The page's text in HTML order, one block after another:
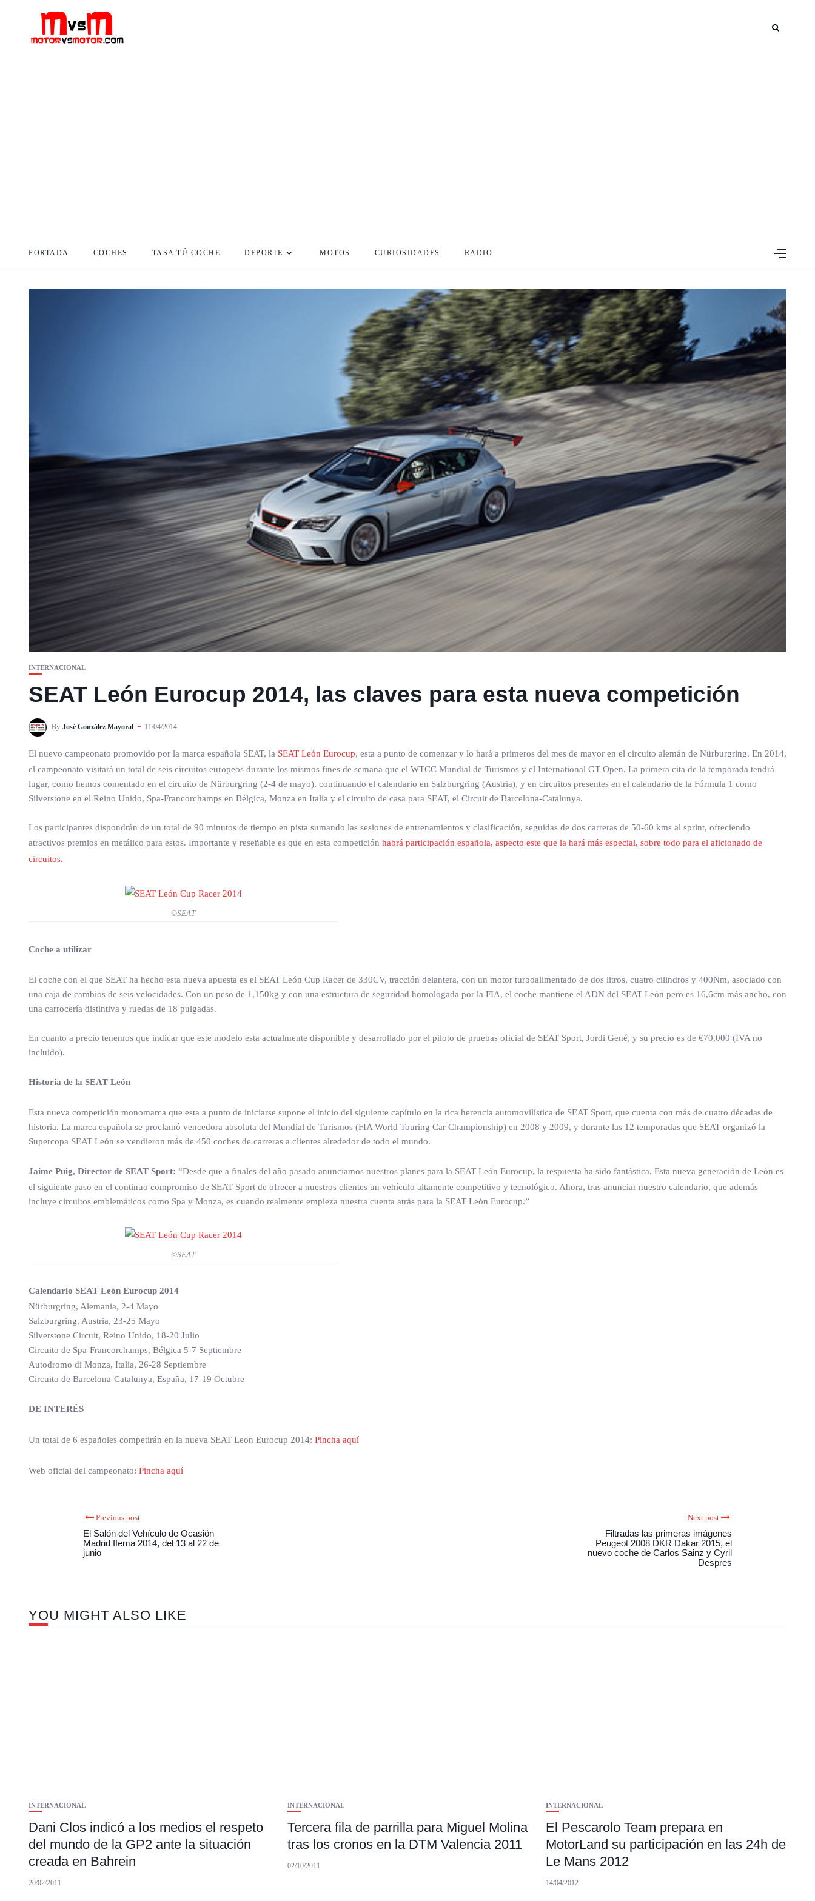
PORTADA COCHES TASA TÚ COCHE DEPORTE MOTOS CURIOSIDADES RADIO
INTERNACIONAL
SEAT León Eurocup 2014, las claves para esta nueva competición
By José González Mayoral 11/04/2014
El nuevo campeonato promovido por la marca española SEAT, la SEAT León Eurocup, esta a punto de comenzar y lo hará a primeros del mes de mayor en el circuito alemán de Nürburgring. En 2014,
el campeonato visitará un total de seis circuitos europeos durante los mismos fines de semana que el WTCC Mundial de Turismos y el International GT Open. La primera cita de la temporada tendrá
lugar, como hemos comentado en el circuito de Nürburgring (2-4 de mayo), continuando el calendario en Salzburgring (Austria), y en circuitos presentes en el calendario de la Fórmula 1 como
Silverstone en el Reino Unido, Spa-Francorchamps en Bélgica, Monza en Italia y el circuito de casa para SEAT, el Circuit de Barcelona-Catalunya.
Los participantes dispondrán de un total de 90 minutos de tiempo en pista sumando las sesiones de entrenamientos y clasificación, seguidas de dos carreras de 50-60 kms al sprint, ofreciendo
atractivos premios en metálico para estos. Importante y reseñable es que en esta competición habrá participación española, aspecto este que la hará más especial, sobre todo para el aficionado de
circuitos.
©SEAT
Coche a utilizar
El coche con el que SEAT ha hecho esta nueva apuesta es el SEAT León Cup Racer de 330CV, tracción delantera, con un motor turboalimentado de dos litros, cuatro cilindros y 400Nm, asociado con
una caja de cambios de seis velocidades. Con un peso de 1,150kg y con una estructura de seguridad homologada por la FIA, el coche mantiene el ADN del SEAT León pero es 16,6cm más ancho, con
una carrocería distintiva y ruedas de 18 pulgadas.
En cuanto a precio tenemos que indicar que este modelo esta actualmente disponible y desarrollado por el piloto de pruebas oficial de SEAT Sport, Jordi Gené, y su precio es de €70,000 (IVA no
incluido).
Historia de la SEAT León
Esta nueva competición monomarca que esta a punto de iniciarse supone el inicio del siguiente capítulo en la rica herencia automovilística de SEAT Sport, que cuenta con más de cuatro décadas de
historia. La marca española se proclamó vencedora absoluta del Mundial de Turismos (FIA World Touring Car Championship) en 2008 y 2009, y durante las 12 temporadas que SEAT organizó la
Supercopa SEAT León se vendieron más de 450 coches de carreras a clientes alrededor de todo el mundo.
Jaime Puig, Director de SEAT Sport: “Desde que a finales del año pasado anunciamos nuestros planes para la SEAT León Eurocup, la respuesta ha sido fantástica. Esta nueva generación de León es
el siguiente paso en el continuo compromiso de SEAT Sport de ofrecer a nuestros clientes un vehículo altamente competitivo y tecnológico. Ahora, tras anunciar nuestro calendario, que además
incluye circuitos emblemáticos como Spa y Monza, es cuando realmente empieza nuestra cuenta atrás para la SEAT León Eurocup.”
©SEAT
Calendario SEAT León Eurocup 2014
Nürburgring, Alemania, 2-4 Mayo
Salzburgring, Austria, 23-25 Mayo
Silverstone Circuit, Reino Unido, 18-20 Julio
Circuito de Spa-Francorchamps, Bélgica 5-7 Septiembre
Autodromo di Monza, Italia, 26-28 Septiembre
Circuito de Barcelona-Catalunya, España, 17-19 Octubre
DE INTERÉS
Un total de 6 españoles competirán en la nueva SEAT Leon Eurocup 2014: Pincha aquí
Web oficial del campeonato: Pincha aquí
Previous post
El Salón del Vehículo de Ocasión
Madrid Ifema 2014, del 13 al 22 de
junio
Next post
Filtradas las primeras imágenes
Peugeot 2008 DKR Dakar 2015, el
nuevo coche de Carlos Sainz y Cyril
Despres
YOU MIGHT ALSO LIKE
INTERNACIONAL
Dani Clos indicó a los medios el respeto
del mundo de la GP2 ante la situación
creada en Bahrein
20/02/2011
INTERNACIONAL
Tercera fila de parrilla para Miguel Molina
tras los cronos en la DTM Valencia 2011
02/10/2011
INTERNACIONAL
El Pescarolo Team prepara en
MotorLand su participación en las 24h de
Le Mans 2012
14/04/2012